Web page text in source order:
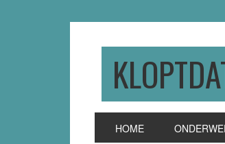
HOME